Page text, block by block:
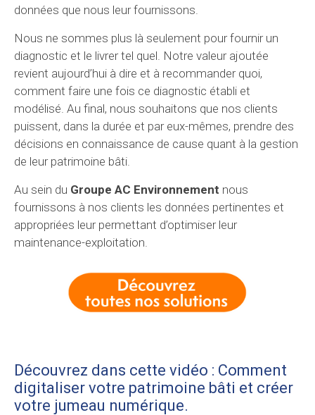
données que nous leur fournissons.
Nous ne sommes plus là seulement pour fournir un
diagnostic et le livrer tel quel. Notre valeur ajoutée
revient aujourd’hui à dire et à recommander quoi,
comment faire une fois ce diagnostic établi et
modélisé. Au final, nous souhaitons que nos clients
puissent, dans la durée et par eux-mêmes, prendre des
décisions en connaissance de cause quant à la gestion
de leur patrimoine bâti.
Au sein du Groupe AC Environnement nous
fournissons à nos clients les données pertinentes et
appropriées leur permettant d’optimiser leur
maintenance-exploitation.
Découvrez dans cette vidéo : Comment
digitaliser votre patrimoine bâti et créer
votre jumeau numérique.